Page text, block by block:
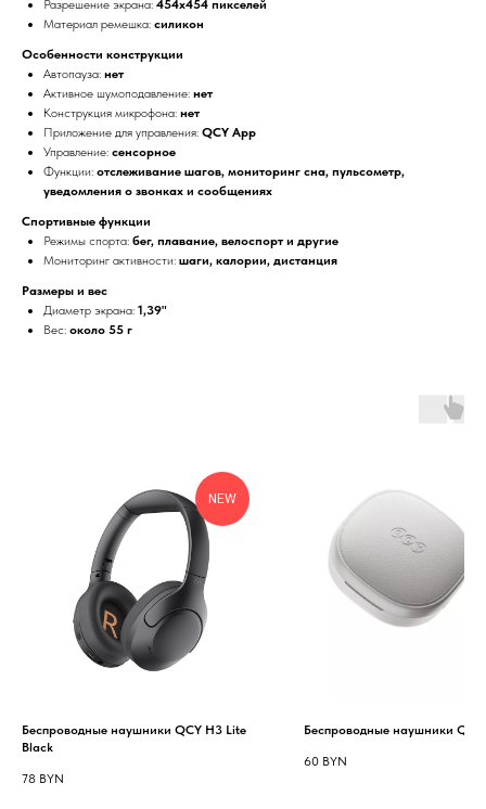
Разрешение экрана: 454x454 пикселей
Материал ремешка: силикон
Особенности конструкции
Автопауза: нет
Активное шумоподавление: нет
Конструкция микрофона: нет
Приложение для управления: QCY App
Управление: сенсорное
Функции: отслеживание шагов, мониторинг сна, пульсометр,
уведомления о звонках и сообщениях
Спортивные функции
Режимы спорта: бег, плавание, велоспорт и другие
Мониторинг активности: шаги, калории, дистанция
Размеры и вес
Диаметр экрана: 1,39"
Вес: около 55 г
NEW
Беспроводные наушники QCY H3 Lite
Black
78 BYN
Беспроводные наушники
60 BYN